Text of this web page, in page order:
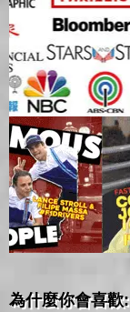
為什麼你會喜歡: